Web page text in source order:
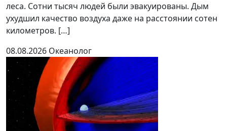
леса. Сотни тысяч людей были эвакуированы. Дым
ухудшил качество воздуха даже на расстоянии сотен
километров. […]
08.08.2026 Океанолог